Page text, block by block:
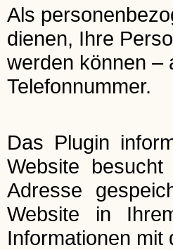
Als
dienen, Ihre
werden können –
Telefonnummer.
Das Plugin
Website
Adresse
Website in
Informationen mit